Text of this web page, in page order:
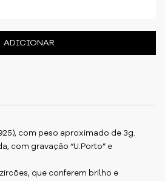
ADICIONAR
com peso aproximado de 3g.
com gravação “U.Porto” e
que conferem brilho e